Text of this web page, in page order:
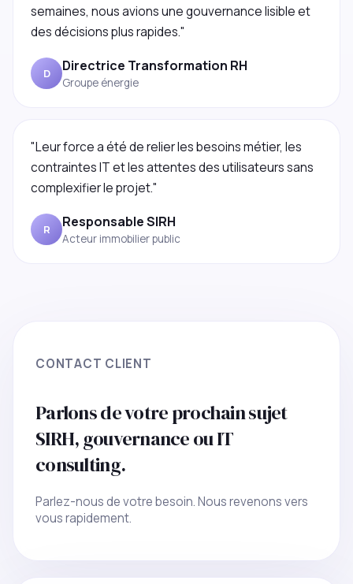
semaines, nous avions une gouvernance lisible et
des décisions plus rapides."
D Directrice Transformation RH
Groupe énergie
"Leur force a été de relier les besoins métier, les
contraintes IT et les attentes des utilisateurs sans
complexifier le projet."
R Responsable SIRH
Acteur immobilier public
CONTACT CLIENT
Parlons de votre prochain sujet
SIRH, gouvernance ou IT
consulting.
Parlez-nous de votre besoin. Nous revenons vers
vous rapidement.